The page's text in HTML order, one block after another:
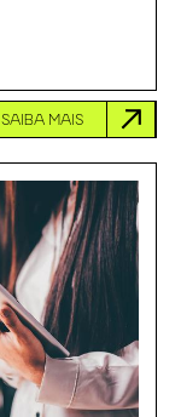
SAIBA MAIS